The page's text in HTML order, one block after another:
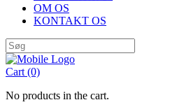
OM OS
KONTAKT OS
Cart (0)
No products in the cart.